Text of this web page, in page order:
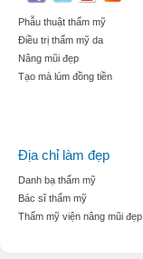
Phẫu thuật thẩm mỹ
Điều trị thẩm mỹ da
Nâng mũi đẹp
Tạo mà lúm đồng tiền
Địa chỉ làm đẹp
Danh bạ thẩm mỹ
Bác sĩ thẩm mỹ
Thẩm mỹ viện nâng mũi đẹp